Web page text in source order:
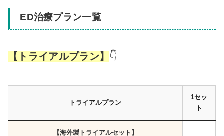
ED治療プラン一覧
【トライアルプラン】 👇
トライアルプラン
1セッ
ト
【海外製トライアルセット】